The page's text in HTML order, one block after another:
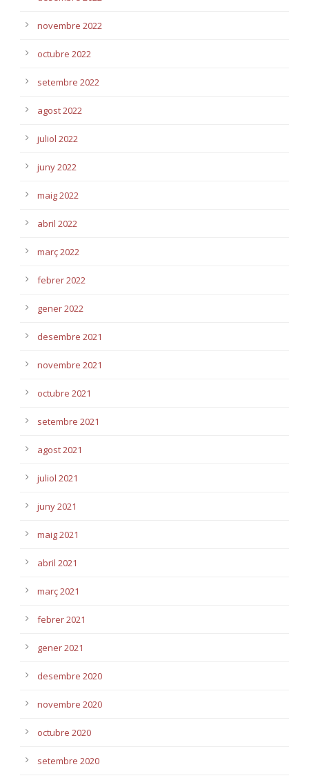
novembre 2022
octubre 2022
setembre 2022
agost 2022
juliol 2022
juny 2022
maig 2022
abril 2022
març 2022
febrer 2022
gener 2022
desembre 2021
novembre 2021
octubre 2021
setembre 2021
agost 2021
juliol 2021
juny 2021
maig 2021
abril 2021
març 2021
febrer 2021
gener 2021
desembre 2020
novembre 2020
octubre 2020
setembre 2020